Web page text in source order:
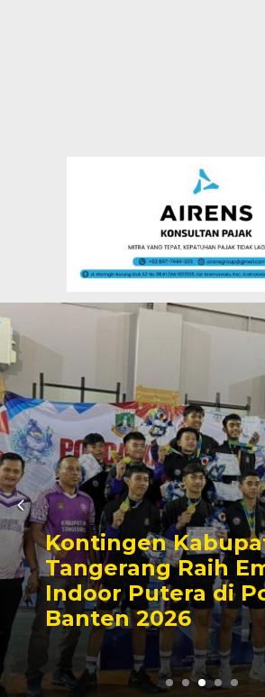
Kontingen
Tangerang Raih
Indoor Putera di
Banten 2026